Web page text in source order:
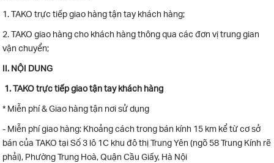
1. TAKO trực tiếp giao hàng tận tay khách hàng;
2. TAKO giao hàng cho khách hàng thông qua các đơn vị trung gian
vận chuyển;
II. NỘI DUNG
1. TAKO trực tiếp giao tận tay khách hàng
* Miễn phí & Giao hàng tận nơi sử dụng
- Miễn phí giao hàng: Khoảng cách trong bán kính 15 km kể từ cơ sở
bán của TAKO tại Số 3 lô 1C khu đô thị Trung Yên (ngõ 58 Trung Kính rẽ
phải), Phường Trung Hoà, Quận Cầu Giấy, Hà Nội